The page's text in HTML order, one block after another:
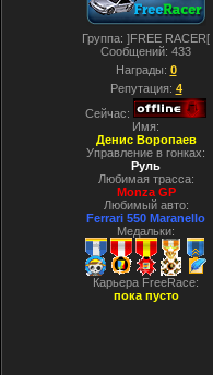
Группа: ]FREE RACER[
Сообщений: 433
Награды: 0
Репутация: 4
Сейчас:
Имя:
Денис Воропаев
Управление в гонках:
Руль
Любимая трасса:
Monza GP
Любимый авто:
Ferrari 550 Maranello
Медальки:
Карьера FreeRace:
пока пусто